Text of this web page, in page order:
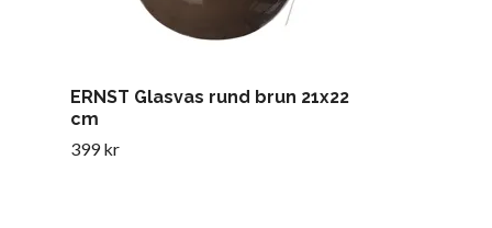
ERNST Glasvas rund brun 21x22
cm
399 kr